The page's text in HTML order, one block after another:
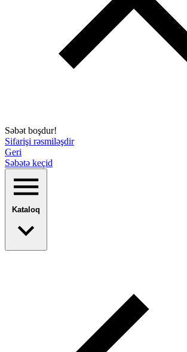
Səbət boşdur!
Sifarişi rəsmiləşdir
Geri
Səbətə keçid
Kataloq